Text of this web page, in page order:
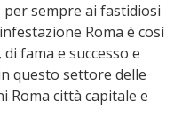
sempre ai fastidiosi
Roma è così
fama e successo e
questo settore delle
Roma città capitale e